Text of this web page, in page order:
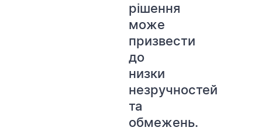
рішення
може
призвести
до
низки
незручностей
та
обмежень.